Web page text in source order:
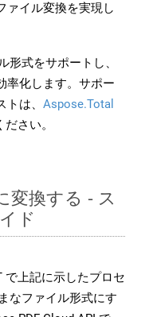
ァイル変換を実現し
式をサポートし、
率化します。サポー
は、 Aspose.Total
さい。
変換する - ス
ド
で上記に示したプロセ
なファイル形式にす